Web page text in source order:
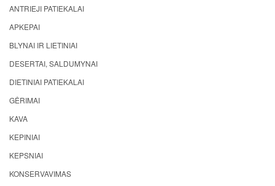
ANTRIEJI PATIEKALAI
APKEPAI
BLYNAI IR LIETINIAI
DESERTAI, SALDUMYNAI
DIETINIAI PATIEKALAI
GĖRIMAI
KAVA
KEPINIAI
KEPSNIAI
KONSERVAVIMAS